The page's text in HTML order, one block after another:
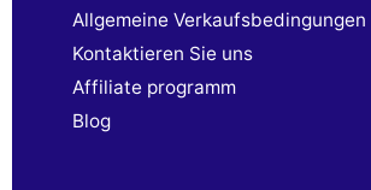
Allgemeine Verkaufsbedingungen
Kontaktieren Sie uns
Affiliate programm
Blog